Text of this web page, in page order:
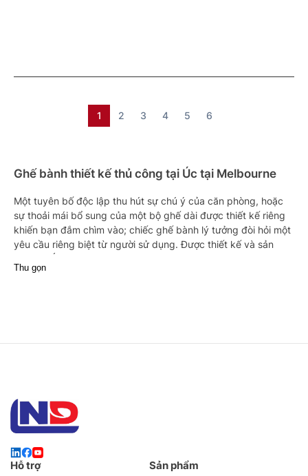
1 2 3 4 5 6
Ghế bành thiết kế thủ công tại Úc tại Melbourne
Một tuyên bố độc lập thu hút sự chú ý của căn phòng, hoặc
sự thoải mái bổ sung của một bộ ghế dài được thiết kế riêng
khiến bạn đắm chìm vào; chiếc ghế bành lý tưởng đòi hỏi một
yêu cầu riêng biệt từ người sử dụng. Được thiết kế và sản
nâng cao hình thức và chức năng. Mỗi chiếc ghế có thể tùy
Ghế bành thiết kế thủ công tại Úc tại Melbourne
khiến bạn đắm chìm vào; chiếc ghế bành lý tưởng đòi hỏi một
yêu cầu riêng biệt từ người sử dụng. Được thiết kế và sản
xuất tại Úc từ năm 1987, ghế bành Jardan được chế tác để
chỉnh, với vô số cấu hình, các thiết kế riêng của chúng tôi đều
hướng đến việc thêm cá tính trong khi vẫn kết hợp liền mạch
Thu gọn
Hỗ trợ Sản phẩm